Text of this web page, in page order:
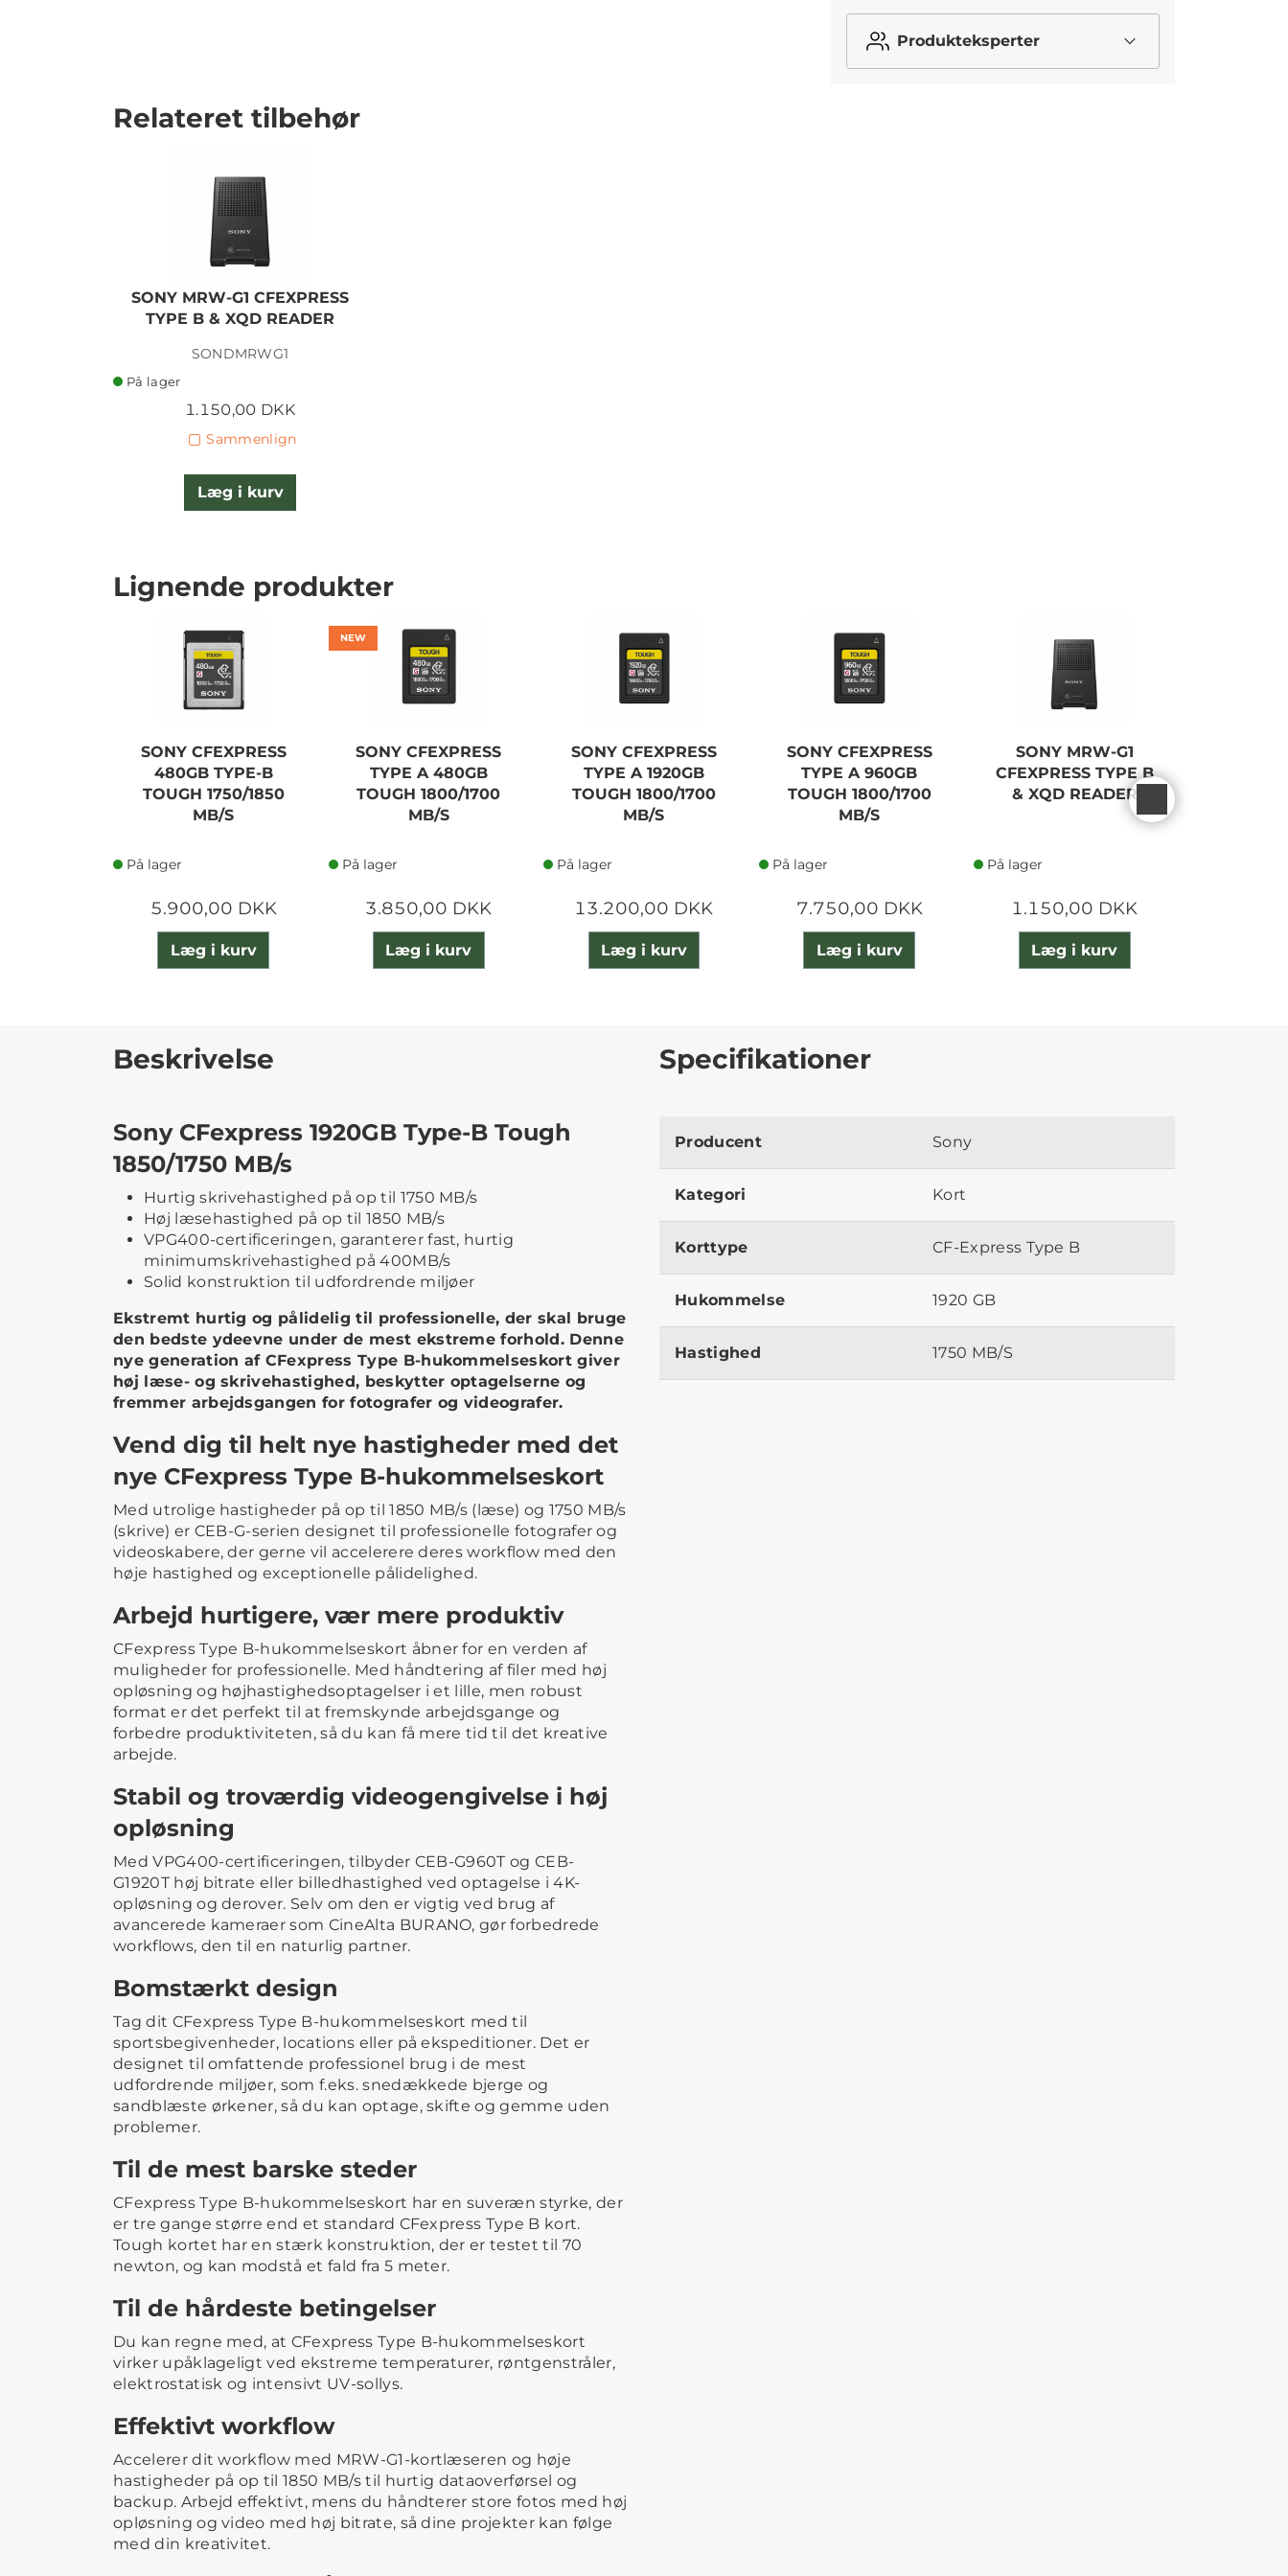
Produkteksperter
Relateret tilbehør
SONY MRW-G1 CFEXPRESS
TYPE B & XQD READER
SONDMRWG1
På lager
1.150,00 DKK
Sammenlign
Læg i kurv
Lignende produkter
SONY CFEXPRESS
480GB TYPE-B
TOUGH 1750/1850
MB/S
På lager
5.900,00 DKK
Læg i kurv
NEW
SONY CFEXPRESS
TYPE A 480GB
TOUGH 1800/1700
MB/S
På lager
3.850,00 DKK
Læg i kurv
SONY CFEXPRESS
TYPE A 1920GB
TOUGH 1800/1700
MB/S
På lager
13.200,00 DKK
Læg i kurv
SONY CFEXPRESS
TYPE A 960GB
TOUGH 1800/1700
MB/S
På lager
7.750,00 DKK
Læg i kurv
SONY MRW-G1
CFEXPRESS TYPE B
& XQD READER
På lager
1.150,00 DKK
Læg i kurv
Beskrivelse
Sony CFexpress 1920GB Type-B Tough
1850/1750 MB/s
Hurtig skrivehastighed på op til 1750 MB/s
Høj læsehastighed på op til 1850 MB/s
VPG400-certificeringen, garanterer fast, hurtig
minimumskrivehastighed på 400MB/s
Solid konstruktion til udfordrende miljøer
Ekstremt hurtig og pålidelig til professionelle, der skal bruge
den bedste ydeevne under de mest ekstreme forhold. Denne
nye generation af CFexpress Type B-hukommelseskort giver
høj læse- og skrivehastighed, beskytter optagelserne og
fremmer arbejdsgangen for fotografer og videografer.
Vend dig til helt nye hastigheder med det
nye CFexpress Type B-hukommelseskort
Med utrolige hastigheder på op til 1850 MB/s (læse) og 1750 MB/s
(skrive) er CEB-G-serien designet til professionelle fotografer og
videoskabere, der gerne vil accelerere deres workflow med den
høje hastighed og exceptionelle pålidelighed.
Arbejd hurtigere, vær mere produktiv
CFexpress Type B-hukommelseskort åbner for en verden af
muligheder for professionelle. Med håndtering af filer med høj
opløsning og højhastighedsoptagelser i et lille, men robust
format er det perfekt til at fremskynde arbejdsgange og
forbedre produktiviteten, så du kan få mere tid til det kreative
arbejde.
Stabil og troværdig videogengivelse i høj
opløsning
Med VPG400-certificeringen, tilbyder CEB-G960T og CEB-
G1920T høj bitrate eller billedhastighed ved optagelse i 4K-
opløsning og derover. Selv om den er vigtig ved brug af
avancerede kameraer som CineAlta BURANO, gør forbedrede
workflows, den til en naturlig partner.
Bomstærkt design
Tag dit CFexpress Type B-hukommelseskort med til
sportsbegivenheder, locations eller på ekspeditioner. Det er
designet til omfattende professionel brug i de mest
udfordrende miljøer, som f.eks. snedækkede bjerge og
sandblæste ørkener, så du kan optage, skifte og gemme uden
problemer.
Til de mest barske steder
CFexpress Type B-hukommelseskort har en suveræn styrke, der
er tre gange større end et standard CFexpress Type B kort.
Tough kortet har en stærk konstruktion, der er testet til 70
newton, og kan modstå et fald fra 5 meter.
Til de hårdeste betingelser
Du kan regne med, at CFexpress Type B-hukommelseskort
virker upåklageligt ved ekstreme temperaturer, røntgenstråler,
elektrostatisk og intensivt UV-sollys.
Effektivt workflow
Accelerer dit workflow med MRW-G1-kortlæseren og høje
hastigheder på op til 1850 MB/s til hurtig dataoverførsel og
backup. Arbejd effektivt, mens du håndterer store fotos med høj
opløsning og video med høj bitrate, så dine projekter kan følge
med din kreativitet.
Specifikationer
Producent Sony
Kategori Kort
Korttype CF-Express Type B
Hukommelse 1920 GB
Hastighed 1750 MB/S